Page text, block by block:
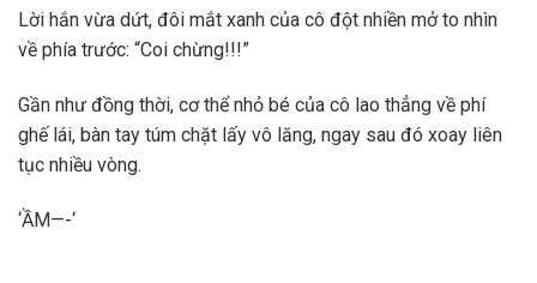
Lời hắn vừa dứt, đôi mắt xanh của cô đột nhiền mở to nhìn
về phía trước: “Coi chừng!!!”
Gần như đồng thời, cơ thể nhỏ bé của cô lao thẳng về phí
ghế lái, bàn tay túm chặt lấy vô lăng, ngay sau đó xoay liên
tục nhiều vòng.
‘ẦM—-‘